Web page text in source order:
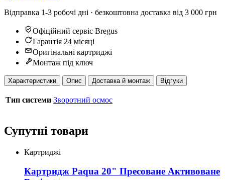
Відправка 1-3 робочі дні · безкоштовна доставка від 3 000 грн
Офіційний сервіс Bregus
Гарантія 24 місяці
Оригінальні картриджі
Монтаж під ключ
Характеристики Опис Доставка й монтаж Відгуки
Тип системи Зворотний осмос
Супутні товари
Картриджі
Картридж Paqua 20" Пресоване Активоване